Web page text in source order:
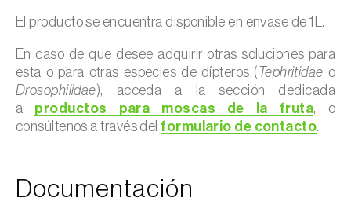
El producto se encuentra disponible en envase de 1L.
En caso de que desee adquirir otras soluciones para
esta o para otras especies de dípteros ( Tephritidae o
Drosophilidae), acceda a la sección dedicada
a productos para moscas de la fruta, o
consúltenos a través del formulario de contacto.
Documentación